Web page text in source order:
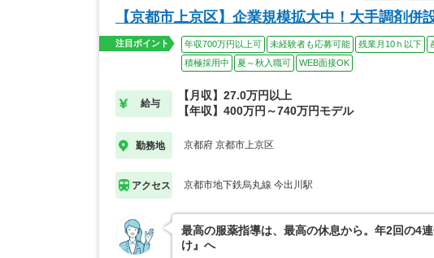
【京都市上京区】企業規模拡大中！大手調剤併
注目ポイント 年収700万円以上可 未経験者も応募可能 残業月10ｈ以下
積極採用中
夏～秋入職可 WEB面接OK
給与
【月収】27.0万円以上
【年収】400万円～740万円モデル
勤務地 京都府 京都市上京区
アクセス 京都市地下鉄烏丸線 今出川駅
最高の服薬指導は、最高の休息から。年2回の4
け』へ